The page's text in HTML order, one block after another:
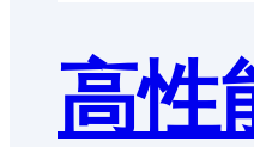
高性